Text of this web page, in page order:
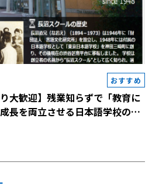
おすすめ
大歓迎】残業知らずで「教育に
長を両立させる日本語学校の説